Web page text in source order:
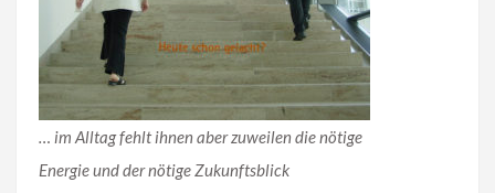
… im Alltag fehlt ihnen aber zuweilen die nötige
Energie und der nötige Zukunftsblick